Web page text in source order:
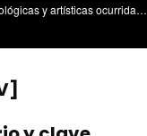
Divulgación de las actividades científicas, tecnológicas y artísticas ocurridas en los tres campus de la UPV